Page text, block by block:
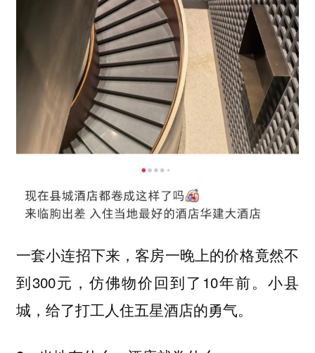
一套小连招下来，客房一晚上的价格竟然不
到300元，仿佛物价回到了10年前。小县
城，给了打工人住五星酒店的勇气。